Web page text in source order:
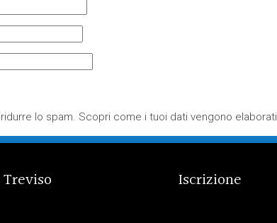
lo spam. Scopri come i tuoi dati vengono elaborati
Iscrizione